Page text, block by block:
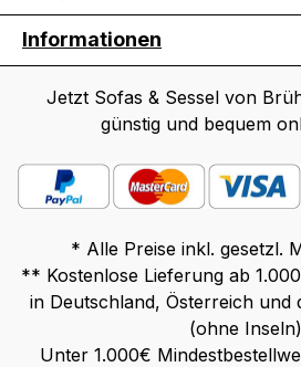
Metallgestell,
Sitzkomfort mit
Polyurethanschaumkernen
Kammern abgesteppten
Füllung, Vliesabdeckung,
Wählbare Optionen: Bezug: Stoff oder
Leder zur Gesamtübersicht
(Standard) Rollen Farben können auf
verschiedenen
Deko oder andere
enthalten. Abbildung kann
Informationen
Jetzt Sofas & Sessel von
günstig und bequem
* Alle Preise inkl. gesetzl.
** Kostenlose Lieferung ab
in Deutschland, Österreich und
(ohne
Unter 1.000€